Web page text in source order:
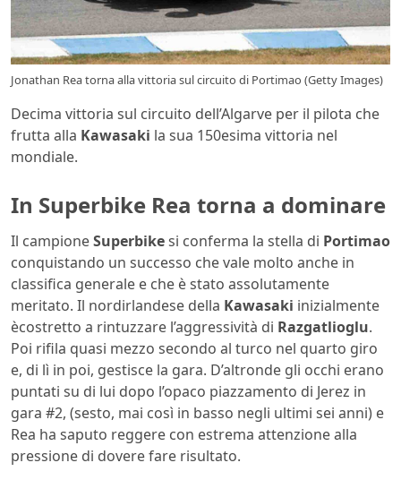
Jonathan Rea torna alla vittoria sul circuito di Portimao (Getty Images)
Decima vittoria sul circuito dell’Algarve per il pilota che
frutta alla Kawasaki la sua 150esima vittoria nel
mondiale.
In Superbike Rea torna a dominare
Il campioneSuperbikesi conferma la stella di Portimao
conquistando un successo che vale molto anche in
classifica generale e che è stato assolutamente
meritato. Il nordirlandese della Kawasaki inizialmente
ècostretto a rintuzzare l’aggressività di Razgatlioglu.
Poi rifila quasi mezzo secondo al turco nel quarto giro
e, di lì in poi, gestisce la gara. D’altronde gli occhi erano
puntati su di lui dopo l’opaco piazzamento di Jerez in
gara #2, (sesto, mai così in basso negli ultimi sei anni) e
Rea ha saputo reggere con estrema attenzione alla
pressione di dovere fare risultato.